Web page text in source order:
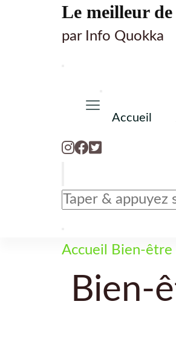
Le meilleur
par Info Quokka
Accueil
Vous
recherchiez
?
Accueil Bien-être
Bien-